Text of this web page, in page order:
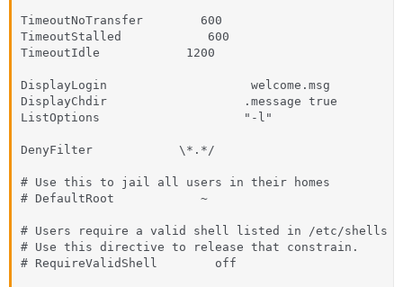
TimeoutNoTransfer        600
TimeoutStalled            600
TimeoutIdle            1200
DisplayLogin                    welcome.msg
DisplayChdir                   .message true
ListOptions                    "-l"
DenyFilter            \*.*/
# Use this to jail all users in their homes
# DefaultRoot            ~
# Users require a valid shell listed in /etc/shells
# Use this directive to release that constrain.
# RequireValidShell        off